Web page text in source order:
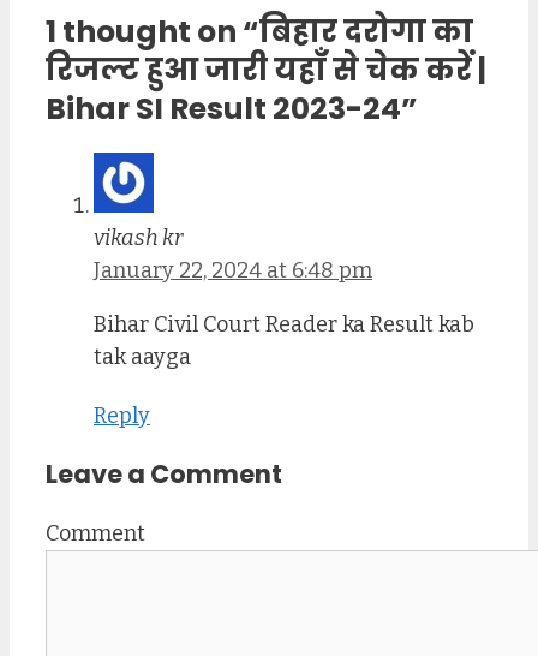
1 thought on “बिहार दरोगा का
रिजल्ट हुआ जारी यहाँ से चेक करें |
Bihar SI Result 2023-24”
vikash kr
January 22, 2024 at 6:48 pm
Bihar Civil Court Reader ka Result kab
tak aayga
Reply
Leave a Comment
Comment